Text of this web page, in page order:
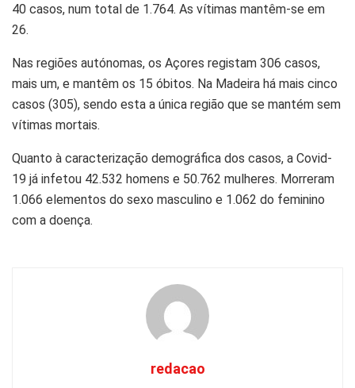
40 casos, num total de 1.764. As vítimas mantêm-se em
26.
Nas regiões autónomas, os Açores registam 306 casos,
mais um, e mantêm os 15 óbitos. Na Madeira há mais cinco
casos (305), sendo esta a única região que se mantém sem
vítimas mortais.
Quanto à caracterização demográfica dos casos, a Covid-
19 já infetou 42.532 homens e 50.762 mulheres. Morreram
1.066 elementos do sexo masculino e 1.062 do feminino
com a doença.
redacao